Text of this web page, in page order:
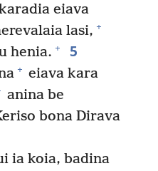
eiava
lasi, +
henia. + 5
+ eiava kara
anina be
bona Dirava
ia koia, badina